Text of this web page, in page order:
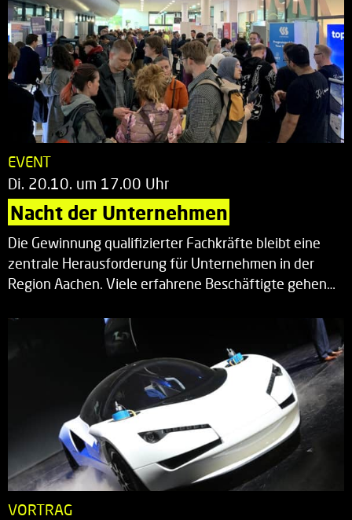
EVENT
Di. 20.10. um 17.00 Uhr
Nacht der Unternehmen
Die Gewinnung qualifizierter Fachkräfte bleibt eine
zentrale Herausforderung für Unternehmen in der
Region Aachen. Viele erfahrene Beschäftigte gehen…
VORTRAG